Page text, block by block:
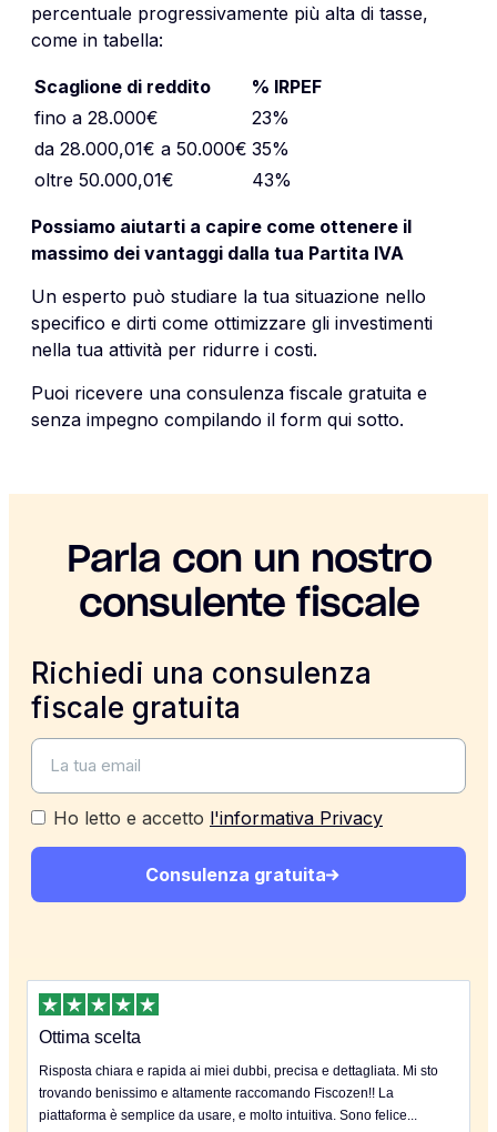
percentuale progressivamente più alta di tasse,
come in tabella:
Scaglione di reddito
% IRPEF
fino a 28.000€
23%
da 28.000,01€ a 50.000€ 35%
oltre 50.000,01€
43%
Possiamo aiutarti a capire come ottenere il
massimo dei vantaggi dalla tua Partita IVA
Un esperto può studiare la tua situazione nello
specifico e dirti come ottimizzare gli investimenti
nella tua attività per ridurre i costi.
Puoi ricevere una consulenza fiscale gratuita e
senza impegno compilando il form qui sotto.
Parla con un nostro
consulente fiscale
Richiedi una consulenza
fiscale gratuita
Ho letto e accetto l'informativa Privacy
Consulenza gratuita
Ottima scelta
Risposta chiara e rapida ai miei dubbi, precisa e dettagliata. Mi sto
trovando benissimo e altamente raccomando Fiscozen!! La
piattaforma è semplice da usare, e molto intuitiva. Sono felice...